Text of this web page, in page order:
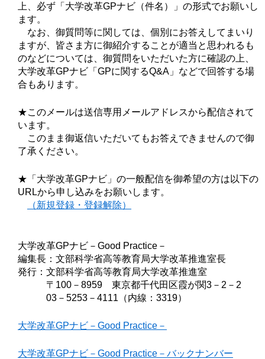
上、必ず「大学改革GPナビ（件名）」の形式でお願いし
ます。
なお、御質問等に関しては、個別にお答えしてまいり
ますが、皆さま方に御紹介することが適当と思われるも
のなどについては、御質問をいただいた方に確認の上、
大学改革GPナビ「GPに関するQ&A」などで回答する場
合もあります。
★このメールは送信専用メールアドレスから配信されて
います。
このまま御返信いただいてもお答えできませんので御
了承ください。
★「大学改革GPナビ」の一般配信を御希望の方は以下の
URLから申し込みをお願いします。
（新規登録・登録解除）
大学改革GPナビ－Good Practice－
編集長：文部科学省高等教育局大学改革推進室長
発行：文部科学省高等教育局大学改革推進室
〒100－8959 東京都千代田区霞が関3－2－2
03－5253－4111（内線：3319）
大学改革GPナビ－Good Practice－
大学改革GPナビ－Good Practice－バックナンバー